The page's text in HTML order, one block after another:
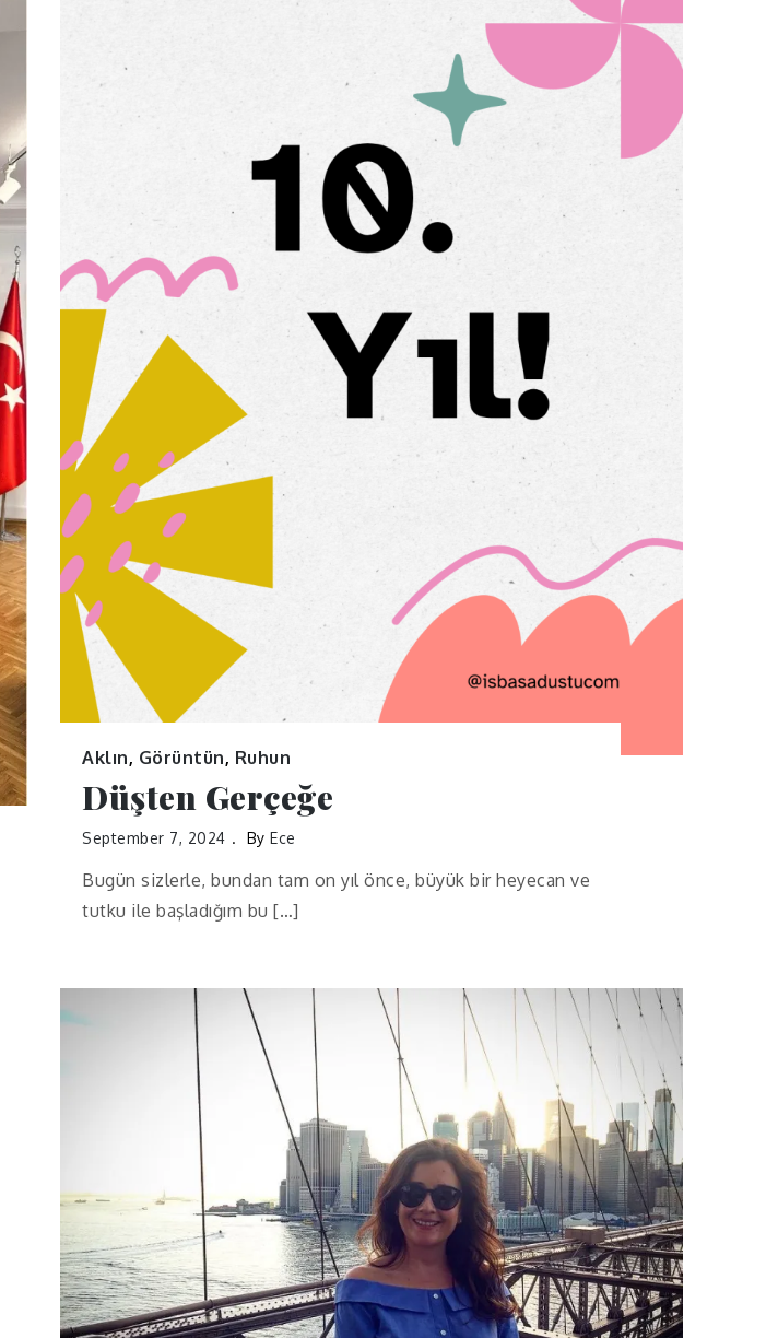
Aklın, Görüntün, Ruhun
Düşten Gerçeğe
September 7, 2024 By Ece
Bugün sizlerle, bundan tam on yıl önce, büyük bir heyecan ve
tutku ile başladığım bu […]